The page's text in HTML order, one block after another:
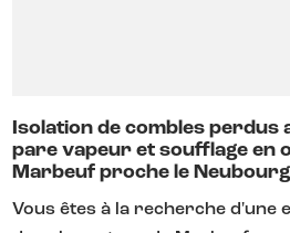
Isolation de combles perdus
pare vapeur et soufflage en
Marbeuf proche le Neubourg
Vous êtes à la recherche d'une